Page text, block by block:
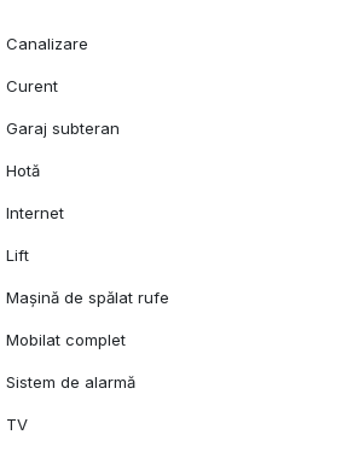
Canalizare
Curent
Garaj subteran
Hotă
Internet
Lift
Mașină de spălat rufe
Mobilat complet
Sistem de alarmă
TV